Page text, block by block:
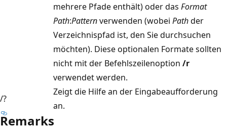
mehrere Pfade enthält) oder das Format
Path:Patternverwenden (wobei Pathder
Verzeichnispfad ist, den Sie durchsuchen
möchten). Diese optionalen Formate sollten
nicht mit der Befehlszeilenoption /r
verwendet werden.
/?
Zeigt die Hilfe an der Eingabeaufforderung
an.
Remarks